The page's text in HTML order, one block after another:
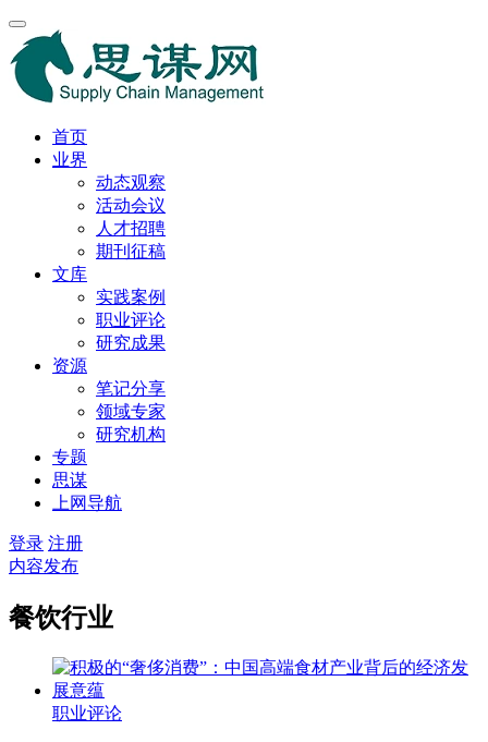
首页
业界
动态观察
活动会议
人才招聘
期刊征稿
文库
实践案例
职业评论
研究成果
资源
笔记分享
领域专家
研究机构
专题
思谋
上网导航
登录 注册
内容发布
餐饮行业
职业评论